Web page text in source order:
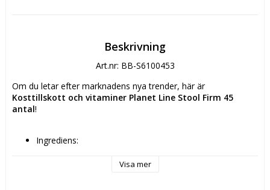
Beskrivning
Art.nr: BB-S6100453
Om du letar efter marknadens nya trender, här är
Kosttillskott och vitaminer Planet Line Stool Firm 45
antal!
Ingrediens:
Visa mer